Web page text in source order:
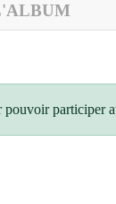
pouvoir participer